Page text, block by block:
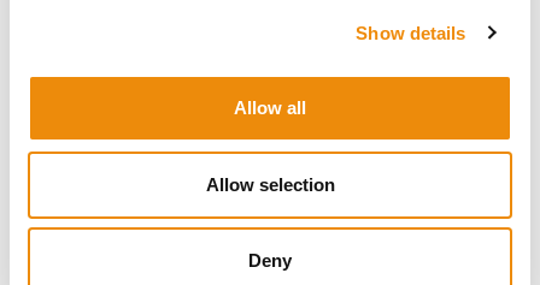
Show details
Allow all
Allow selection
Deny
Besoin de conseils?
besoins spécifiques. Adaptez son alimentation à ses
besoins individuels. Vous souhaitez un conseil personnalisé
www.mycavalor.comou contactez-nous via la
Consumerline : +32(0)92202525.